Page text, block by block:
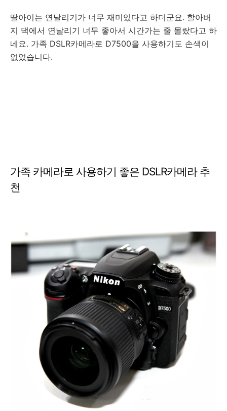
딸아이는 연날리기가 너무 재미있다고 하더군요. 할아버
지 댁에서 연날리기 너무 좋아서 시간가는 줄 몰랐다고 하
네요. 가족 DSLR카메라로 D7500을 사용하기도 손색이
없었습니다.
가족 카메라로 사용하기 좋은 DSLR카메라 추
천